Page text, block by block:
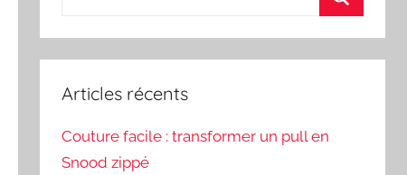
:
Articles récents
Couture facile : transformer un pull en
Snood zippé